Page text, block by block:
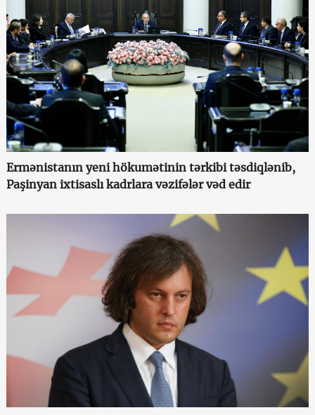
Ermənistanın yeni hökumətinin tərkibi təsdiqlənib,
Paşinyan ixtisaslı kadrlara vəzifələr vəd edir